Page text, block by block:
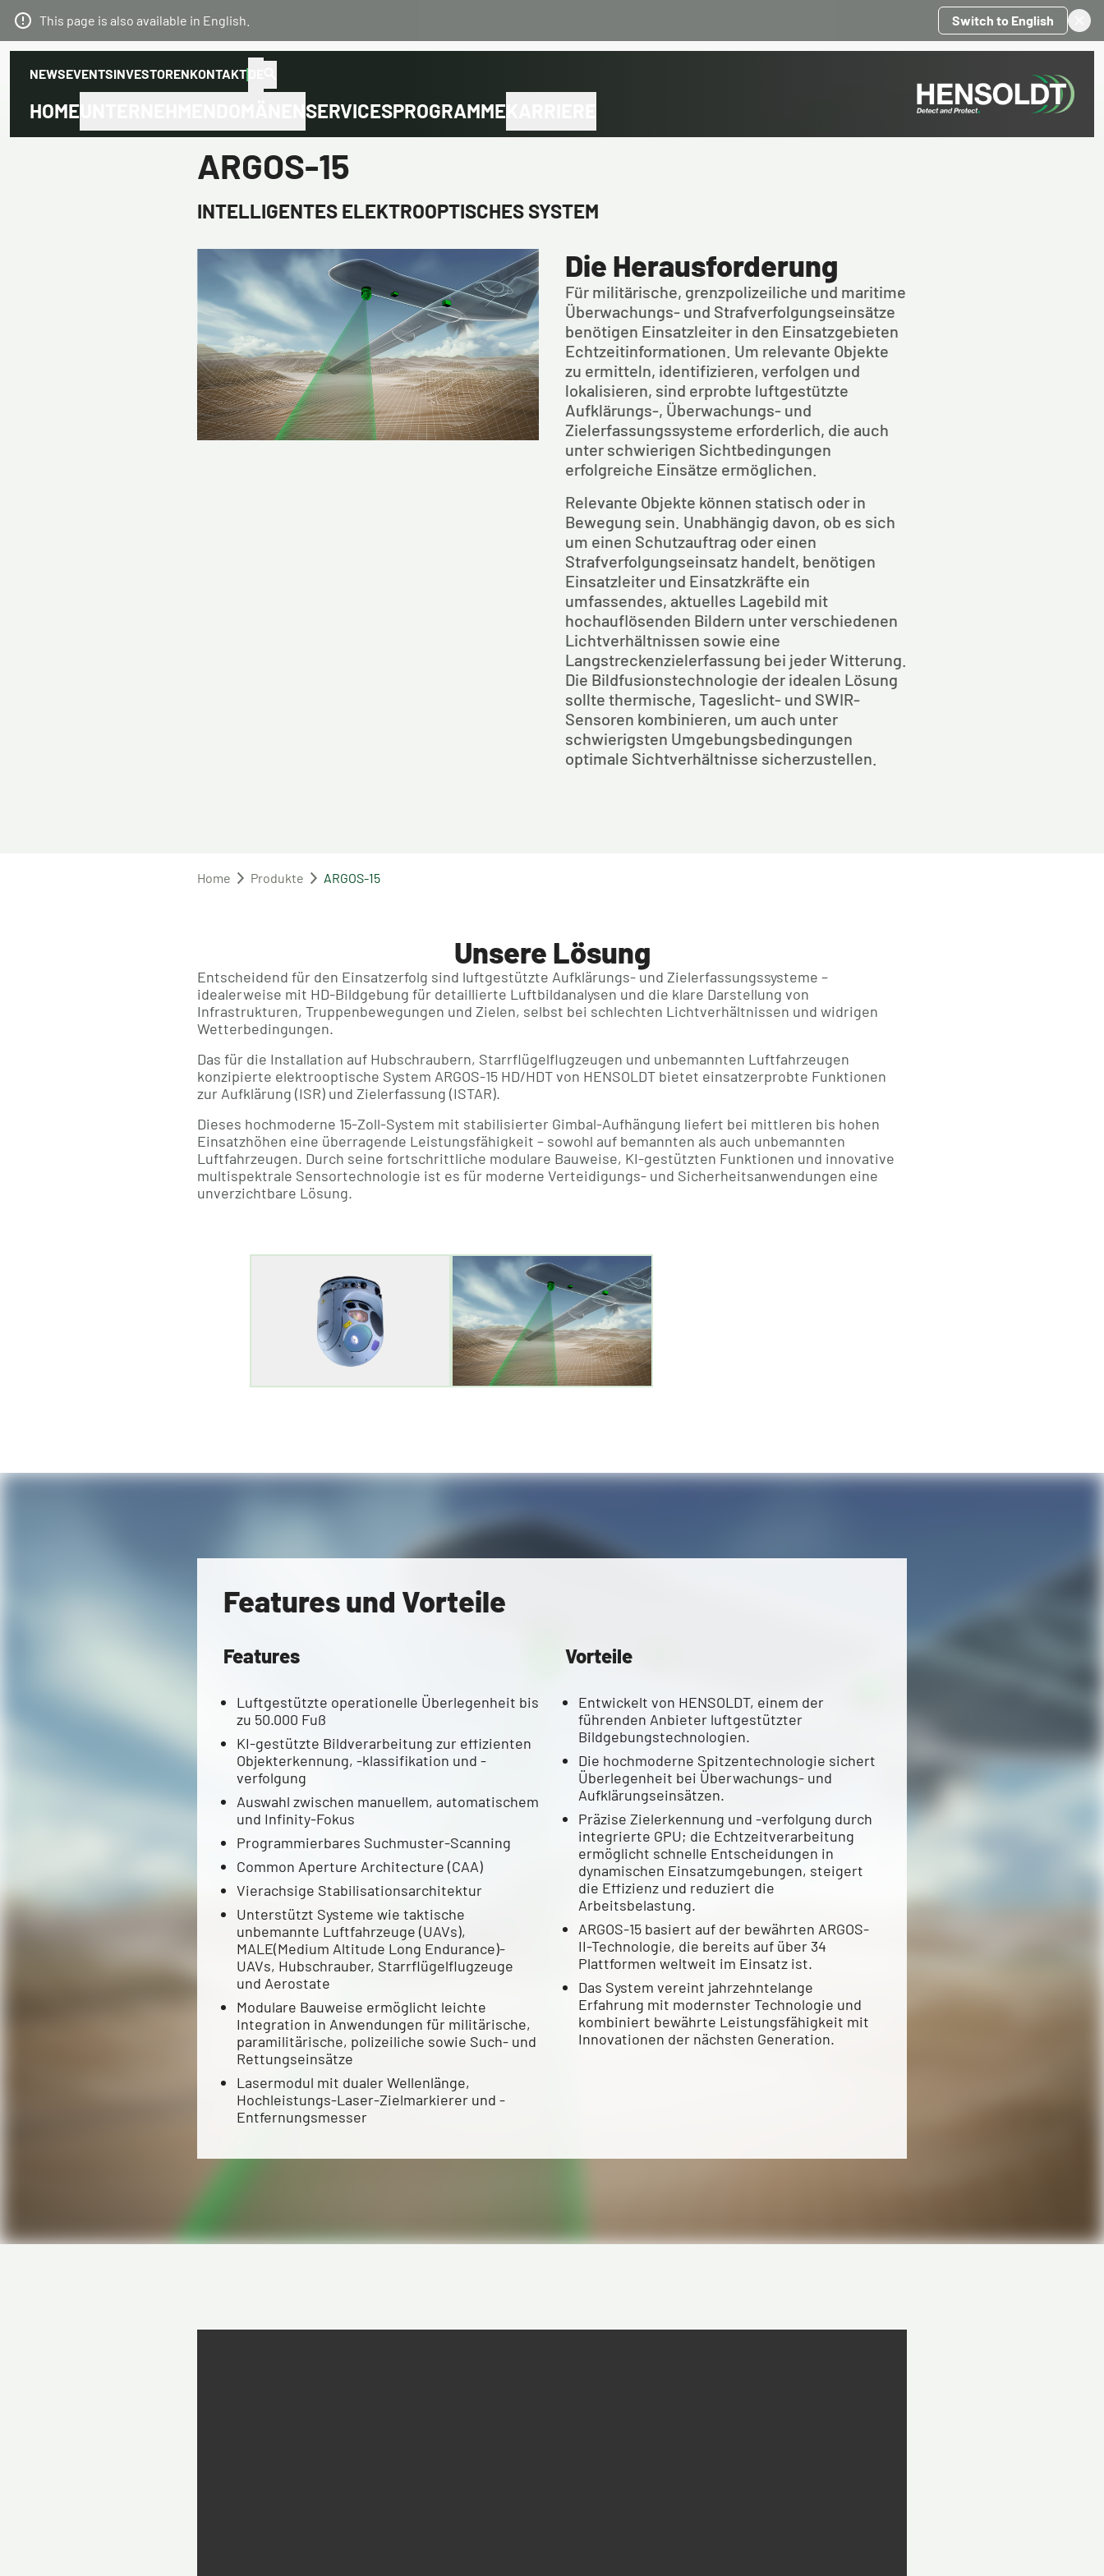
This page is also available in English. Switch to English
NEWSEVENTSINVESTORENKONTAKT
HOME SERVICESPROGRAMME
ARGOS-15
INTELLIGENTES ELEKTROOPTISCHES SYSTEM
Die Herausforderung
Für militärische, grenzpolizeiliche und maritime
Überwachungs- und Strafverfolgungseinsätze
benötigen Einsatzleiter in den Einsatzgebieten
Echtzeitinformationen. Um relevante Objekte
zu ermitteln, identifizieren, verfolgen und
lokalisieren, sind erprobte luftgestützte
Aufklärungs-, Überwachungs- und
Zielerfassungssysteme erforderlich, die auch
unter schwierigen Sichtbedingungen
erfolgreiche Einsätze ermöglichen.
Relevante Objekte können statisch oder in
Bewegung sein. Unabhängig davon, ob es sich
um einen Schutzauftrag oder einen
Strafverfolgungseinsatz handelt, benötigen
Einsatzleiter und Einsatzkräfte ein
umfassendes, aktuelles Lagebild mit
hochauflösenden Bildern unter verschiedenen
Lichtverhältnissen sowie eine
Langstreckenzielerfassung bei jeder Witterung.
Die Bildfusionstechnologie der idealen Lösung
sollte thermische, Tageslicht- und SWIR-
Sensoren kombinieren, um auch unter
schwierigsten Umgebungsbedingungen
optimale Sichtverhältnisse sicherzustellen.
Home Produkte ARGOS-15
Unsere Lösung
Entscheidend für den Einsatzerfolg sind luftgestützte Aufklärungs- und Zielerfassungssysteme –
idealerweise mit HD-Bildgebung für detaillierte Luftbildanalysen und die klare Darstellung von
Infrastrukturen, Truppenbewegungen und Zielen, selbst bei schlechten Lichtverhältnissen und widrigen
Wetterbedingungen.
Das für die Installation auf Hubschraubern, Starrflügelflugzeugen und unbemannten Luftfahrzeugen
konzipierte elektrooptische System ARGOS-15 HD/HDT von HENSOLDT bietet einsatzerprobte Funktionen
zur Aufklärung (ISR) und Zielerfassung (ISTAR).
Dieses hochmoderne 15-Zoll-System mit stabilisierter Gimbal-Aufhängung liefert bei mittleren bis hohen
Einsatzhöhen eine überragende Leistungsfähigkeit – sowohl auf bemannten als auch unbemannten
Luftfahrzeugen. Durch seine fortschrittliche modulare Bauweise, KI-gestützten Funktionen und innovative
multispektrale Sensortechnologie ist es für moderne Verteidigungs- und Sicherheitsanwendungen eine
unverzichtbare Lösung.
Features und Vorteile
Features
Luftgestützte operationelle Überlegenheit bis
zu 50.000 Fuß
KI-gestützte Bildverarbeitung zur effizienten
Objekterkennung, -klassifikation und -
verfolgung
Auswahl zwischen manuellem, automatischem
und Infinity-Fokus
Programmierbares Suchmuster-Scanning
Common Aperture Architecture (CAA)
Vierachsige Stabilisationsarchitektur
Unterstützt Systeme wie taktische
unbemannte Luftfahrzeuge (UAVs),
MALE(Medium Altitude Long Endurance)-
UAVs, Hubschrauber, Starrflügelflugzeuge
und Aerostate
Modulare Bauweise ermöglicht leichte
Integration in Anwendungen für militärische,
paramilitärische, polizeiliche sowie Such- und
Rettungseinsätze
Lasermodul mit dualer Wellenlänge,
Hochleistungs-Laser-Zielmarkierer und -
Entfernungsmesser
Vorteile
Entwickelt von HENSOLDT, einem der
führenden Anbieter luftgestützter
Bildgebungstechnologien.
Die hochmoderne Spitzentechnologie sichert
Überlegenheit bei Überwachungs- und
Aufklärungseinsätzen.
Präzise Zielerkennung und -verfolgung durch
integrierte GPU; die Echtzeitverarbeitung
ermöglicht schnelle Entscheidungen in
dynamischen Einsatzumgebungen, steigert
die Effizienz und reduziert die
Arbeitsbelastung.
ARGOS-15 basiert auf der bewährten ARGOS-
II-Technologie, die bereits auf über 34
Plattformen weltweit im Einsatz ist.
Das System vereint jahrzehntelange
Erfahrung mit modernster Technologie und
kombiniert bewährte Leistungsfähigkeit mit
Innovationen der nächsten Generation.